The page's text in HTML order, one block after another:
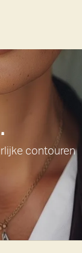
contouren